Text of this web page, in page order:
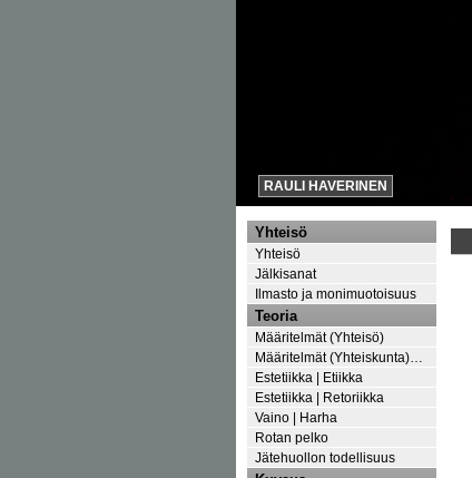
RAULI HAVERINEN
Yhteisö
Yhteisö
Jälkisanat
Ilmasto ja monimuotoisuus
Teoria
Määritelmät (Yhteisö)
Määritelmät (Yhteiskunta)…
Estetiikka | Etiikka
Estetiikka | Retoriikka
Vaino | Harha
Rotan pelko
Jätehuollon todellisuus